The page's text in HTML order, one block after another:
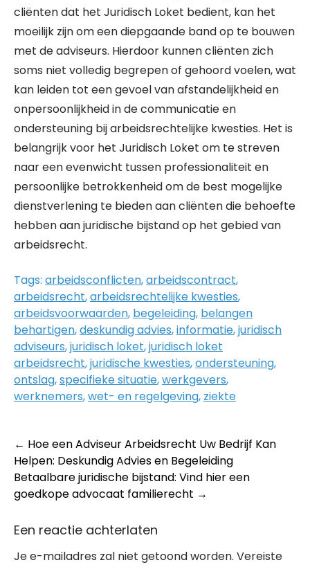
cliënten dat het Juridisch Loket bedient, kan het
moeilijk zijn om een diepgaande band op te bouwen
met de adviseurs. Hierdoor kunnen cliënten zich
soms niet volledig begrepen of gehoord voelen, wat
kan leiden tot een gevoel van afstandelijkheid en
onpersoonlijkheid in de communicatie en
ondersteuning bij arbeidsrechtelijke kwesties. Het is
belangrijk voor het Juridisch Loket om te streven
naar een evenwicht tussen professionaliteit en
persoonlijke betrokkenheid om de best mogelijke
dienstverlening te bieden aan cliënten die behoefte
hebben aan juridische bijstand op het gebied van
arbeidsrecht.
Tags: arbeidsconflicten,arbeidscontract,
arbeidsrecht,arbeidsrechtelijke kwesties,
arbeidsvoorwaarden, begeleiding, belangen
behartigen,deskundig advies,informatie,juridisch
adviseurs,juridisch loket,juridisch loket
arbeidsrecht,juridische kwesties,ondersteuning,
ontslag,specifieke situatie,werkgevers,
werknemers,wet- en regelgeving, ziekte
Post
navigation
← Hoe een Adviseur Arbeidsrecht Uw Bedrijf Kan
Helpen: Deskundig Advies en Begeleiding
Betaalbare juridische bijstand: Vind hier een
goedkope advocaat familierecht →
Een reactie achterlaten
Je e-mailadres zal niet getoond worden. Vereiste